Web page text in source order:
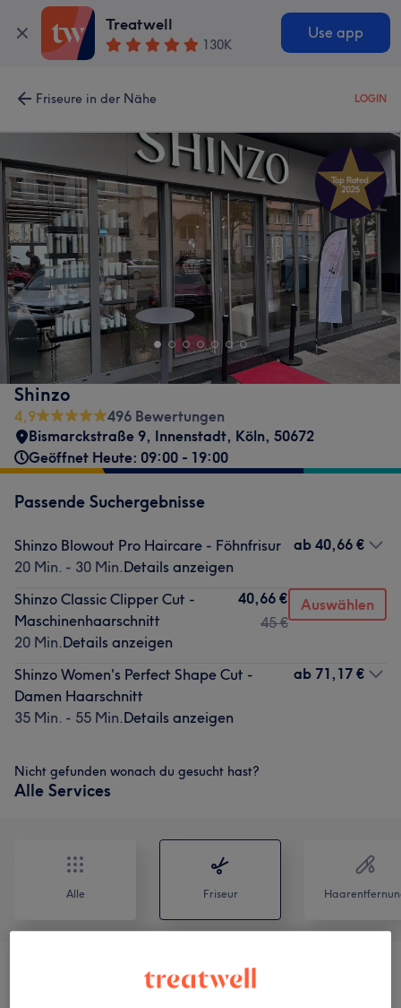
Treatwell
130K
Use app
Friseure in der Nähe LOGIN
Shinzo
4,9
496 Bewertungen
Bismarckstraße 9, Innenstadt, Köln, 50672
Geöffnet Heute: 09:00 - 19:00
Passende Suchergebnisse
Shinzo Blowout Pro Haircare - Föhnfrisur
20 Min. - 30 Min.Details anzeigen
ab 40,66 €
Shinzo Classic Clipper Cut -
Maschinenhaarschnitt
20 Min.Details anzeigen
40,66 €
45 €
Auswählen
Shinzo Women's Perfect Shape Cut -
Damen Haarschnitt
35 Min. - 55 Min.Details anzeigen
ab 71,17 €
Nicht gefunden wonach du gesucht hast?
Alle Services
Alle Friseur
Shinzo Women's Color Bar (Damen -